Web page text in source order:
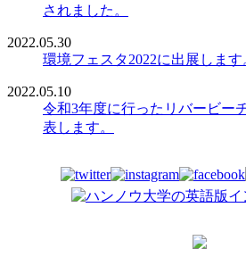
されました。
2022.05.30
環境フェスタ2022に出展します
2022.05.10
令和3年度に行ったリバービー
表します。